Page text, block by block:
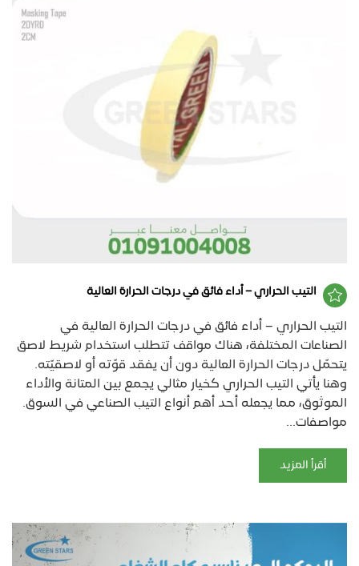
التيب الحراري – أداء فائق في درجات الحرارة العالية
التيب الحراري – أداء فائق في درجات الحرارة العالية في
الصناعات المختلفة، هناك مواقف تتطلب استخدام شريط لاصق
يتحمّل درجات الحرارة العالية دون أن يفقد قوّته أو لاصقيّته.
وهنا يأتي التيب الحراري كخيار مثالي يجمع بين المتانة والأداء
الموثوق، مما يجعله أحد أهم أنواع التيب الصناعي في السوق.
مواصفات...
أقرأ المزيد